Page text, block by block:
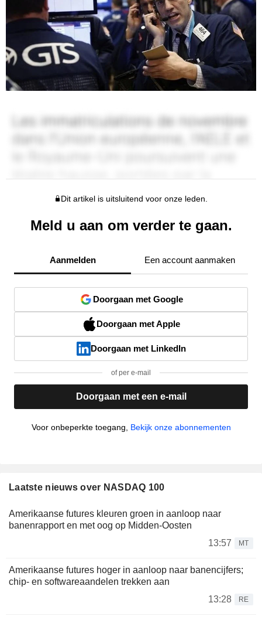
Dit artikel is uitsluitend voor onze leden.
Meld u aan om verder te gaan.
Aanmelden Een account aanmaken
Doorgaan met Google
Doorgaan met Apple
Doorgaan met LinkedIn
of per e-mail
Doorgaan met een e-mail
Voor onbeperkte toegang, Bekijk onze abonnementen
Laatste nieuws over NASDAQ 100
Amerikaanse futures kleuren groen in aanloop naar
banenrapport en met oog op Midden-Oosten
13:57
MT
Amerikaanse futures hoger in aanloop naar banencijfers;
chip- en softwareaandelen trekken aan
13:28
RE